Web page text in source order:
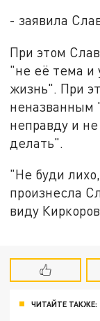
- заявила
При этом
"не её тема и
жизнь". При
неназванным
неправду и
делать".
"Не буди
произнесла
виду
ЧИТАЙТЕ ТАКЖЕ: